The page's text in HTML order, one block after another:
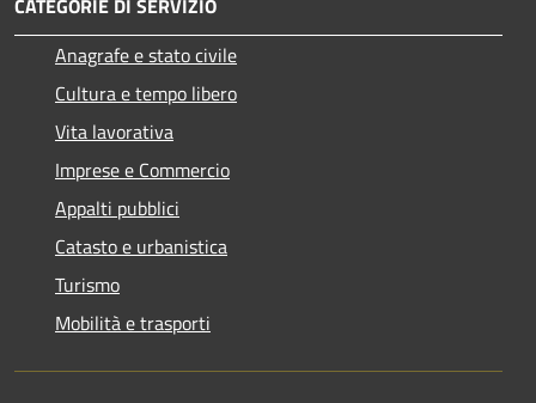
CATEGORIE DI SERVIZIO
Anagrafe e stato civile
Cultura e tempo libero
Vita lavorativa
Imprese e Commercio
Appalti pubblici
Catasto e urbanistica
Turismo
Mobilità e trasporti